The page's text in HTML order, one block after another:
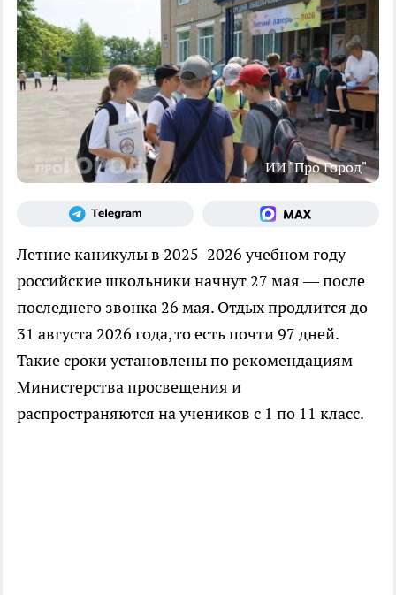
ИИ "Про Город"
Летние каникулы в 2025–2026 учебном году
российские школьники начнут 27 мая — после
последнего звонка 26 мая. Отдых продлится до
31 августа 2026 года, то есть почти 97 дней.
Такие сроки установлены по рекомендациям
Министерства просвещения и
распространяются на учеников с 1 по 11 класс.